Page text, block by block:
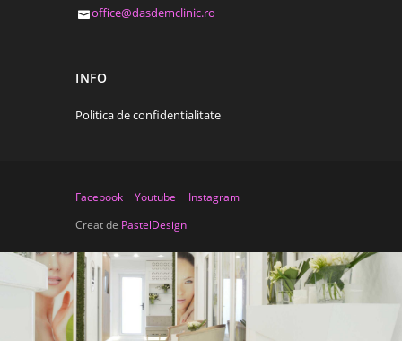
office@dasdemclinic.ro
INFO
Politica de confidentialitate
Facebook Youtube
Instagram
Creat de PastelDesign